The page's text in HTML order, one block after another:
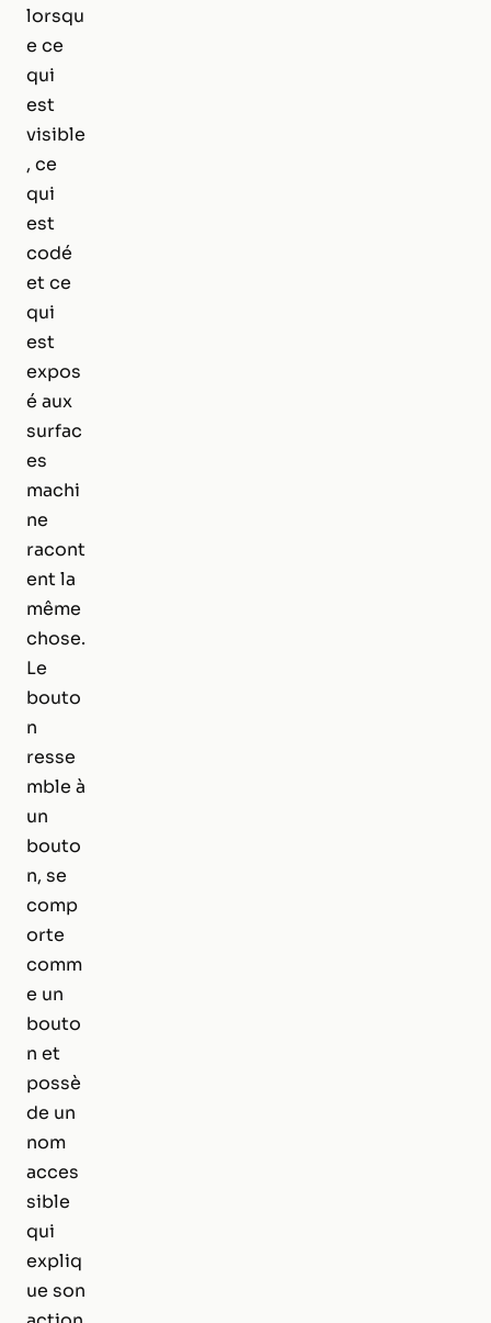
lorsqu
e ce
qui
est
visible
, ce
qui
est
codé
et ce
qui
est
expos
é aux
surfac
es
machi
ne
racont
ent la
même
chose.
Le
bouto
n
resse
mble à
un
bouto
n, se
comp
orte
comm
e un
bouto
n et
possè
de un
nom
acces
sible
qui
expliq
ue son